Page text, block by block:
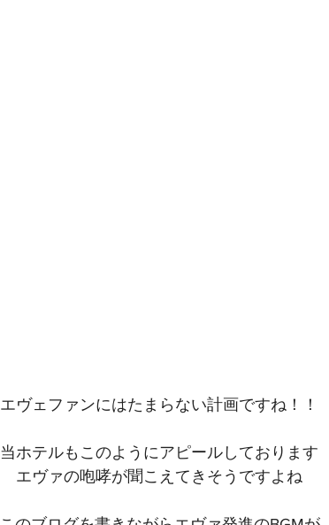
エヴェファンにはたまらない計画ですね！！
当ホテルもこのようにアピールしております
エヴァの咆哮が聞こえてきそうですよね